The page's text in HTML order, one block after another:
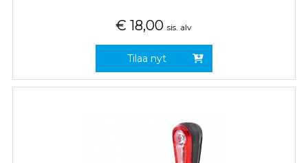
€ 18,00 sis. alv
Tilaa nyt